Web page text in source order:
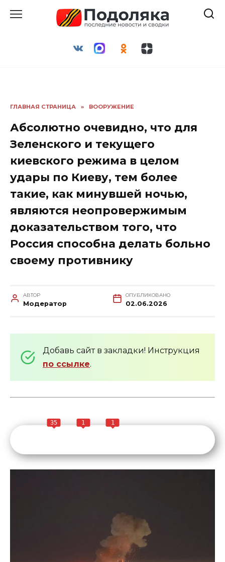
ГЛАВНАЯ СТРАНИЦА » ВООРУЖЕНИЕ
Абсолютно очевидно, что для
Зеленского и текущего
киевского режима в целом
удары по Киеву, тем более
такие, как минувшей ночью,
являются неопровержимым
доказательством того, что
Россия способна делать больно
своему противнику
АВТОР
Модератор
ОПУБЛИКОВАНО
02.06.2026
Добавь сайт в закладки! Инструкция
по ссылке.
35 1 1